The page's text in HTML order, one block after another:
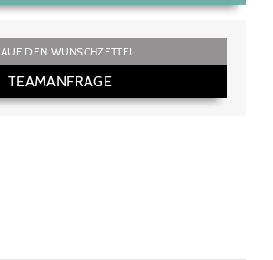
AUF DEN WUNSCHZETTEL
TEAMANFRAGE